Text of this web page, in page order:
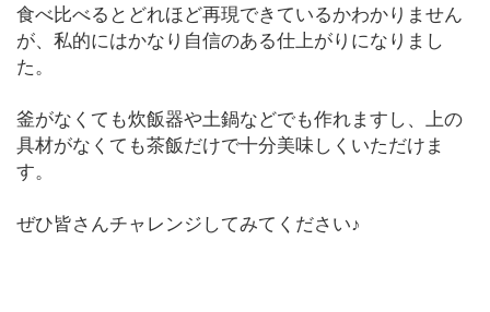
食べ比べるとどれほど再現できているかわかりません
が、私的にはかなり自信のある仕上がりになりまし
た。
釜がなくても炊飯器や土鍋などでも作れますし、上の
具材がなくても茶飯だけで十分美味しくいただけま
す。
ぜひ皆さんチャレンジしてみてください♪